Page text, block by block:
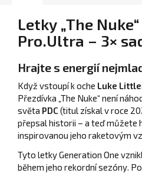
Letky „The
Pro.Ultra – 3×
Hrajte s energií
Když vstoupí k oche Luke
Přezdívka „The Nuke“ není
světa PDC(titul získal v roce
přepsal historii – a teď můžete
inspirovanou jeho raketovým
Tyto letky Generation One
během jeho rekordní sezóny.